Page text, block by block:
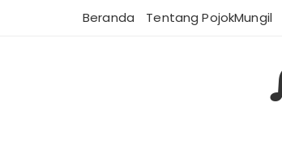
Beranda Tentang PojokMungil